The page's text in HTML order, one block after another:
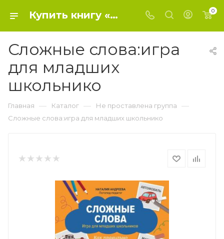
Купить книгу «Сложные слова:игра для младших школьнико» 2021, Андреева Н.Г. - Не проставлена группа 0
Сложные слова:игра
для младших
школьнико
Главная — Каталог — Не проставлена группа —
Сложные слова:игра для младших школьнико